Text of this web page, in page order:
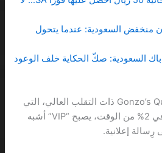
منخفض السعودية: عندما يتحول
السعودية: صكّ الحكاية خلف الوعود
وبمقارنة ذلك مع لعبة Gonzo’s Quest ذات التقلب العالي، التي
قد تعطيك 5 مرات رهانك في 2% من الوقت، يصبح “VIP” أشبه